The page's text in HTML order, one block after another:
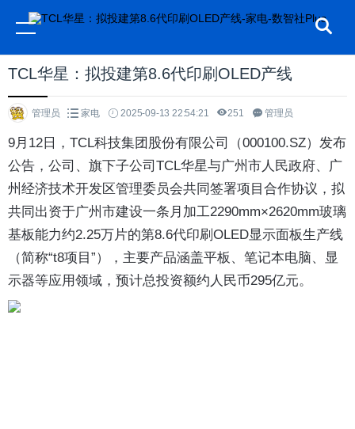
TCL华星：拟投建第8.6代印刷OLED产线
管理员 家电 2025-09-13 22:54:21 251 管理员
9月12日，TCL科技集团股份有限公司（000100.SZ）发布
公告，公司、旗下子公司TCL华星与广州市人民政府、广
州经济技术开发区管理委员会共同签署项目合作协议，拟
共同出资于广州市建设一条月加工2290mm×2620mm玻璃
基板能力约2.25万片的第8.6代印刷OLED显示面板生产线
（简称“t8项目”），主要产品涵盖平板、笔记本电脑、显
示器等应用领域，预计总投资额约人民币295亿元。